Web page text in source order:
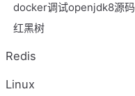
docker调试openjdk8源码
红黑树
Redis
Linux